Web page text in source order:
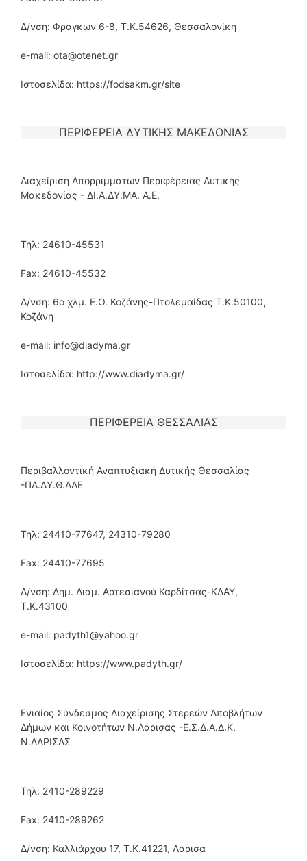
Δ/νση: Φράγκων 6-8, T.K.54626, Θεσσαλονίκη
e-mail: ota@otenet.gr
Ιστοσελίδα: https://fodsakm.gr/site
ΠΕΡΙΦΕΡΕΙΑ ΔΥΤΙΚΗΣ ΜΑΚΕΔΟΝΙΑΣ
Διαχείριση Απορριμμάτων Περιφέρειας Δυτικής
Μακεδονίας - ΔΙ.Α.ΔΥ.ΜΑ. Α.Ε.
Τηλ: 24610-45531
Fax: 24610-45532
Δ/νση: 6ο χλμ. Ε.Ο. Κοζάνης-Πτολεμαίδας Τ.Κ.50100,
Κοζάνη
e-mail: info@diadyma.gr
Ιστοσελίδα: http://www.diadyma.gr/
ΠΕΡΙΦΕΡΕΙΑ ΘΕΣΣΑΛΙΑΣ
Περιβαλλοντική Αναπτυξιακή Δυτικής Θεσσαλίας
-ΠΑ.ΔΥ.Θ.ΑΑΕ
Τηλ: 24410-77647, 24310-79280
Fax: 24410-77695
Δ/νση: Δημ. Διαμ. Αρτεσιανού Καρδίτσας-ΚΔΑΥ,
Τ.Κ.43100
e-mail: padyth1@yahoo.gr
Ιστοσελίδα: https://www.padyth.gr/
Ενιαίος Σύνδεσμος Διαχείρισης Στερεών Αποβλήτων
Δήμων και Κοινοτήτων Ν.Λάρισας -Ε.Σ.Δ.Α.Δ.Κ.
Ν.ΛΑΡΙΣΑΣ
Τηλ: 2410-289229
Fax: 2410-289262
Δ/νση: Καλλιάρχου 17, T.K.41221, Λάρισα